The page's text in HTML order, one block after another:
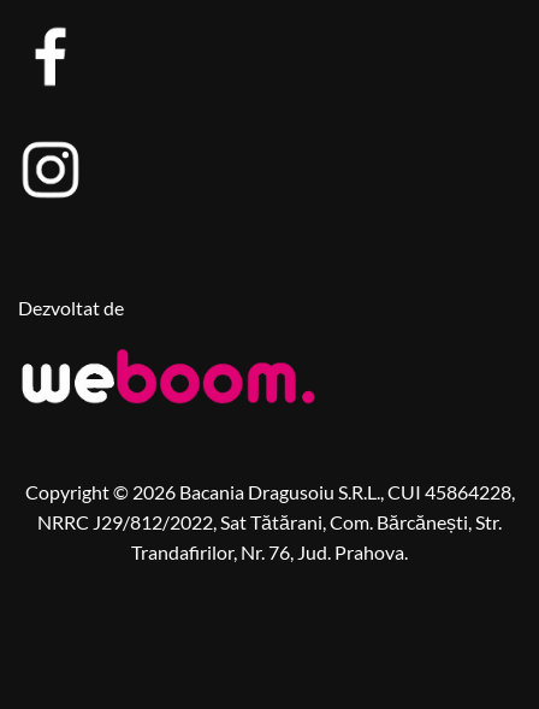
Dezvoltat de
Copyright © 2026 Bacania Dragusoiu S.R.L., CUI 45864228,
NRRC J29/812/2022, Sat Tătărani, Com. Bărcănești, Str.
Trandafirilor, Nr. 76, Jud. Prahova.